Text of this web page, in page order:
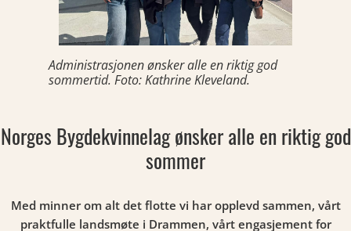
Administrasjonen ønsker alle en riktig god
sommertid. Foto: Kathrine Kleveland.
Norges Bygdekvinnelag ønsker alle en riktig god
sommer
Med minner om alt det flotte vi har opplevd sammen, vårt
praktfulle landsmøte i Drammen, vårt engasjement for